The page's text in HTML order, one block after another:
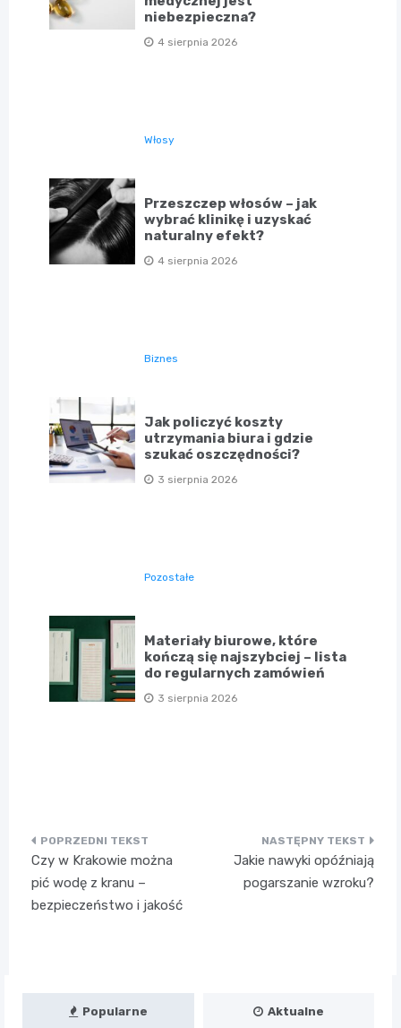
niebezpieczna?
4 sierpnia 2026
Włosy
Przeszczep włosów – jak
wybrać klinikę i uzyskać
naturalny efekt?
4 sierpnia 2026
Biznes
Jak policzyć koszty
utrzymania biura i gdzie
szukać oszczędności?
3 sierpnia 2026
Pozostałe
Materiały biurowe, które
kończą się najszybciej – lista
do regularnych zamówień
3 sierpnia 2026
Nawigacja
wpisu
Czy w Krakowie można
pić wodę z kranu –
bezpieczeństwo i jakość
Jakie nawyki opóźniają
pogarszanie wzroku?
Popularne Aktualne